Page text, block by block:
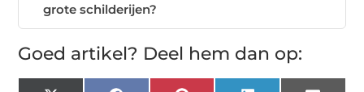
grote schilderijen?
Goed artikel? Deel hem dan op: